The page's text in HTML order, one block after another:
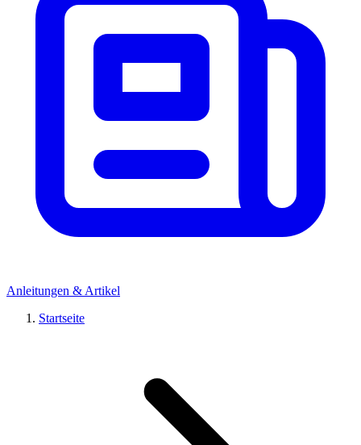
Anleitungen & Artikel
Startseite